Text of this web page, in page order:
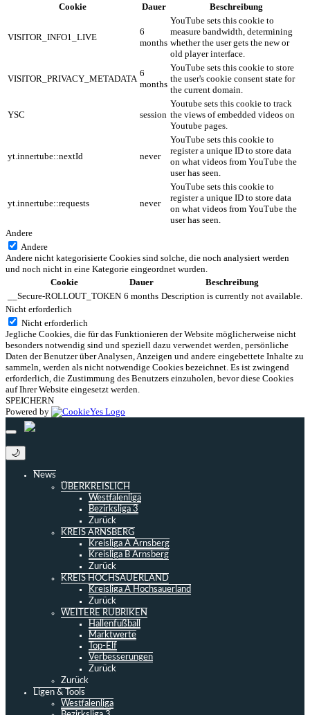
Cookie
Dauer Beschreibung
VISITOR_INFO1_LIVE
6
months
YouTube sets this cookie to
measure bandwidth, determining
whether the user gets the new or
old player interface.
VISITOR_PRIVACY_METADATA
6
months
YouTube sets this cookie to store
the user's cookie consent state for
the current domain.
YSC session
Youtube sets this cookie to track
the views of embedded videos on
Youtube pages.
yt.innertube::nextId never
YouTube sets this cookie to
register a unique ID to store data
on what videos from YouTube the
user has seen.
yt.innertube::requests never
YouTube sets this cookie to
register a unique ID to store data
on what videos from YouTube the
user has seen.
Andere
Andere
Andere nicht kategorisierte Cookies sind solche, die noch analysiert werden
und noch nicht in eine Kategorie eingeordnet wurden.
Cookie
Dauer
Beschreibung
__Secure-ROLLOUT_TOKEN 6 months Description is currently not available.
Nicht erforderlich
Nicht erforderlich
Jegliche Cookies, die für das Funktionieren der Website möglicherweise nicht
besonders notwendig sind und speziell dazu verwendet werden, persönliche
Daten der Benutzer über Analysen, Anzeigen und andere eingebettete Inhalte zu
sammeln, werden als nicht notwendige Cookies bezeichnet. Es ist zwingend
erforderlich, die Zustimmung des Benutzers einzuholen, bevor diese Cookies
auf Ihrer Website eingesetzt werden.
SPEICHERN
Powered by
🌙
News
ÜBERKREISLICH
Westfalenliga
Bezirksliga 3
Zurück
KREIS ARNSBERG
Kreisliga A Arnsberg
Kreisliga B Arnsberg
Zurück
KREIS HOCHSAUERLAND
Kreisliga A Hochsauerland
Zurück
WEITERE RUBRIKEN
Hallenfußball
Marktwerte
Top-Elf
Verbesserungen
Zurück
Zurück
Ligen & Tools
Westfalenliga